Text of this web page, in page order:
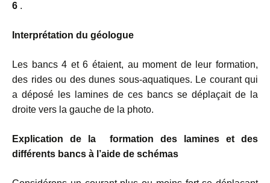
6 .
Interprétation du géologue
Les bancs 4 et 6 étaient, au moment de leur formation,
des rides ou des dunes sous-aquatiques. Le courant qui
a déposé les lamines de ces bancs se déplaçait de la
droite vers la gauche de la photo.
Explication de la formation des lamines et des
différents bancs à l’aide de schémas